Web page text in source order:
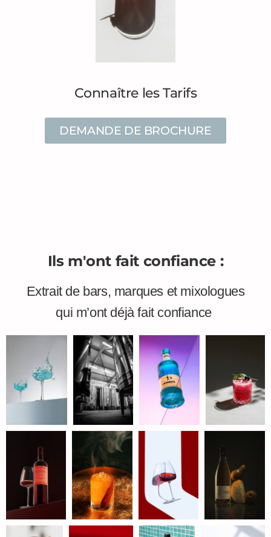
Connaître les Tarifs
DEMANDE DE BROCHURE
Ils m'ont fait confiance :
Extrait de bars, marques et mixologues
qui m’ont déjà fait confiance